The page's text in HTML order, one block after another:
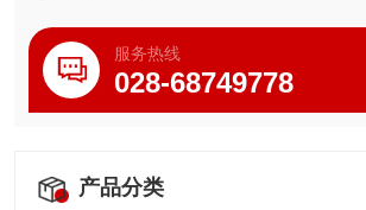
服务热线
028-68749778
产品分类